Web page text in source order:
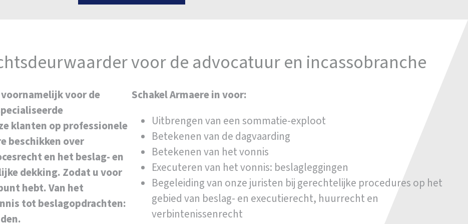
voor de advocatuur en incassobranche
voor de
klanten op professionele
beschikken over
en het beslag- en
dekking. Zodat u voor
hebt. Van het
tot beslagopdrachten:
Schakel Armaere in voor:
Uitbrengen van een sommatie-exploot
Betekenen van de dagvaarding
Betekenen van het vonnis
Executeren van het vonnis: beslagleggingen
Begeleiding van onze juristen bij gerechtelijke procedures op het
gebied van beslag- en executierecht, huurrecht en
verbintenissenrecht